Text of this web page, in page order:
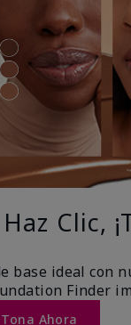
Clic,
base ideal con
Finder
Ahora